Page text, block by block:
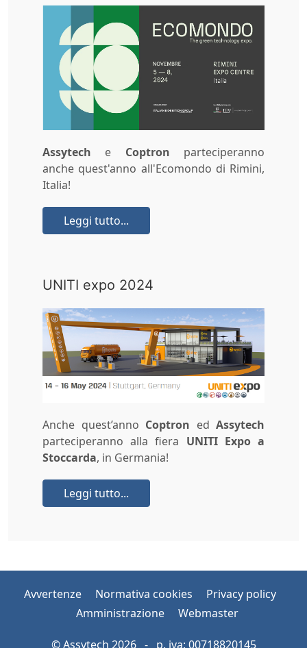
Assytech e Coptron parteciperanno
anche quest'anno all'Ecomondo di Rimini,
Italia!
Leggi tutto...
UNITI expo 2024
Anche quest’anno Coptron ed Assytech
parteciperanno alla fiera UNITI Expo a
Stoccarda, in Germania!
Leggi tutto...
Avvertenze Normativa cookies
Privacy policy
Amministrazione
Webmaster
© Assytech 2026 - p. iva: 00718820145